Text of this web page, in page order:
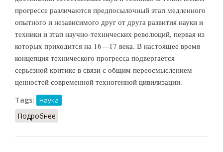
прогрессе различаются предпосылочный этап медленного
опытного и независимого друг от друга развития науки и
техники и этап научно-технических революций, первая из
которых приходится на 16—17 века. В настоящее время
концепция технического прогресса подвергается
серьезной критике в связи с общим переосмыслением
ценностей современной техногенной цивилизации.
Tags: Наука
Подробнее